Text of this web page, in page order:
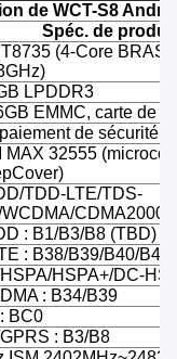
de WCT-S8
Spéc. de produit
(4-Core BRAS
LPDDR3
EMMC, carte de
de sécurité
MAX 32555
TDD-LTE/TDS-
CDMA2000/
: B1/B3/B8 (TBD)
: B38/B39/B40/B41
HSPA+/DC-
: B34/B39
BC0
: B3/B8